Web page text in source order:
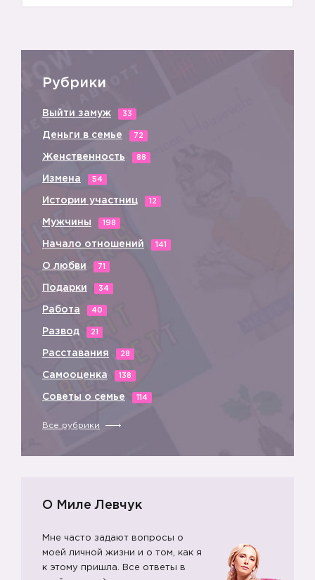
Рубрики
Выйти замуж 33
Деньги в семье 72
Женственность 88
Измена 54
Истории участниц 12
Мужчины 198
Начало отношений 141
О любви 71
Подарки 34
Работа 40
Развод 21
Расставания 28
Самооценка 138
Советы о семье 114
Все рубрики
О Миле Левчук
Мне часто задают вопросы о
моей личной жизни и о том, как я
к этому пришла. Все ответы в